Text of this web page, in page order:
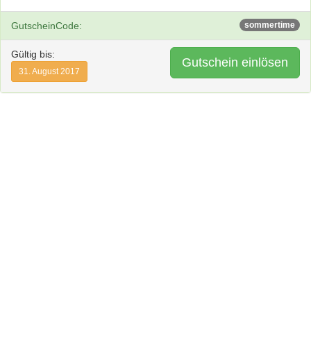
GutscheinCode: sommertime
Gültig bis:
31. August 2017
Gutschein einlösen